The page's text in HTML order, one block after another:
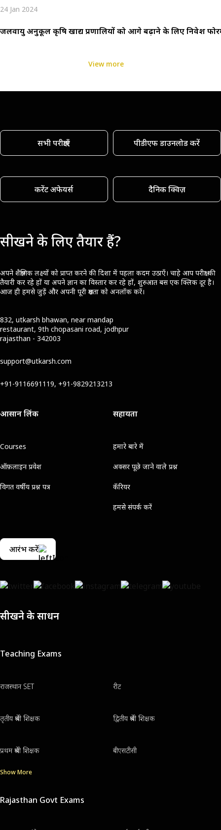
24 Jan 2024
जलवायु अनुकूल कृषि खाद्य प्रणालियों को आगे बढ़ाने के लिए निवेश
View more
सभी परीक्षाएँ पीडीएफ डाउनलोड करें
करेंट अफेयर्स दैनिक क्विज़
सीखने के लिए तैयार हैं?
अपने शैक्षणिक लक्ष्यों को प्राप्त करने की दिशा में पहला कदम उठाएँ। चाहे आप परीक्षा की
तैयारी कर रहे हों या अपने ज्ञान का विस्तार कर रहे हों, शुरुआत बस एक क्लिक दूर है।
आज ही हमसे जुड़ें और अपनी पूरी क्षमता को अनलॉक करें।
832, utkarsh bhawan, near mandap
restaurant, 9th chopasani road, jodhpur
rajasthan - 342003
support@utkarsh.com
+91-9116691119, +91-9829213213
आसान लिंक
Courses
ऑफ़लाइन प्रवेश
विगत वर्षीय प्रश्न पत्र
सहायता
हमारे बारे में
अक्सर पूछे जाने वाले प्रश्न
कॅरियर
हमसे संपर्क करें
आरंभ करें
सीखने के साधन
Teaching Exams
राजस्थान SET रीट
तृतीय श्रेणी शिक्षक द्वितीय श्रेणी शिक्षक
प्रथम श्रेणी शिक्षक बीएसटीसी
Show More
Rajasthan Govt Exams